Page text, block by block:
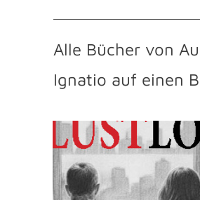
Alle Bücher von
Ignatio auf einen